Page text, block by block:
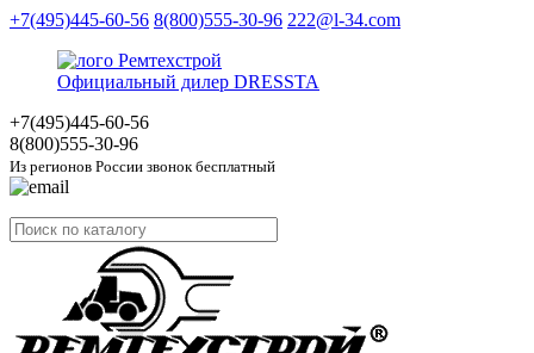
+7(495)445-60-56 8(800)555-30-96 222@l-34.com
Официальный дилер DRESSTA
+7(495)445-60-56
8(800)555-30-96
Из регионов России звонок бесплатный